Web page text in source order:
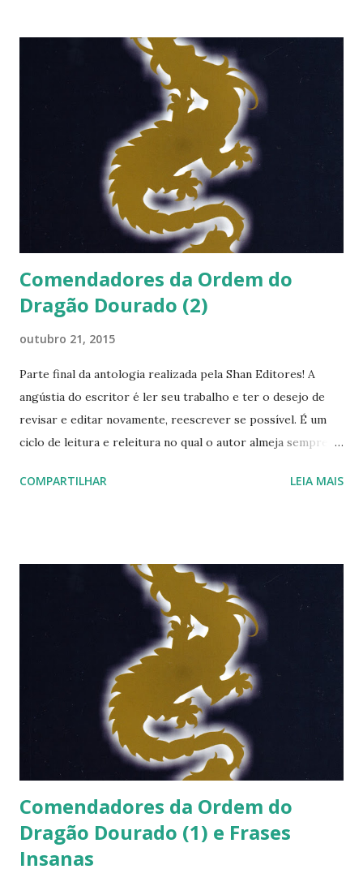
Comendadores da Ordem do
Dragão Dourado (2)
outubro 21, 2015
Parte final da antologia realizada pela Shan Editores! A
angústia do escritor é ler seu trabalho e ter o desejo de
revisar e editar novamente, reescrever se possível. É um
ciclo de leitura e releitura no qual o autor almeja sempre
COMPARTILHAR LEIA MAIS
Comendadores da Ordem do
Dragão Dourado (1) e Frases
Insanas